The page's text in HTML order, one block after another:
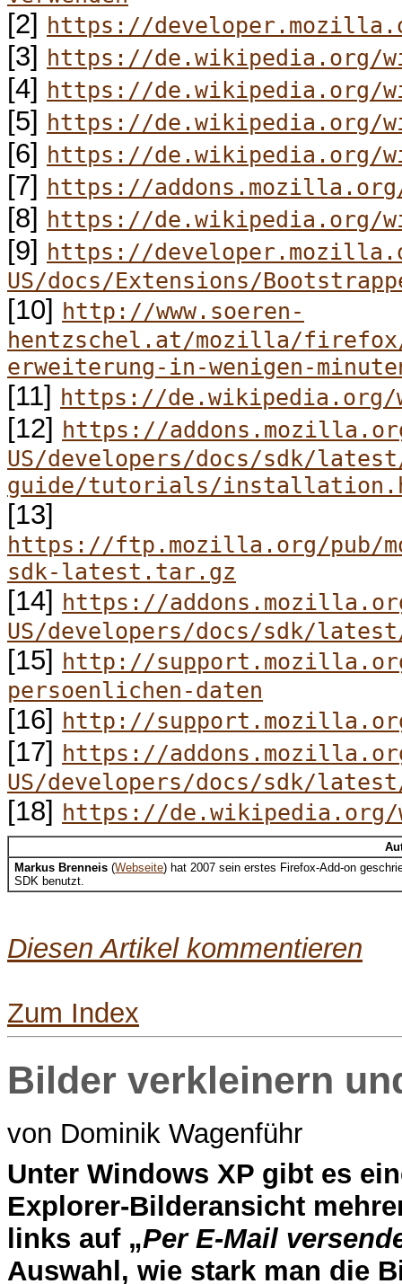
[2] https://
[3] https://de.wikipedia.org/
[4] https://de.wikipedia.org/
[5] https://de.wikipedia.org/
[6] https://de.wikipedia.org/
[7] https://
[8] https://de.wikipedia.org/
[9] https://
US/docs/Extensions/
[10] http://www.soeren-
hentzschel.at/mozilla/
erweiterung-in-wenigen-
[11] https://de.wikipedia.org/
[12] https://
US/developers/docs/sdk/
guide/tutorials/
[13]
https://ftp.mozilla.org/pub/
sdk-latest.tar.gz
[14] https://
US/developers/docs/sdk/
[15] http://
persoenlichen-daten
[16] http://
[17] https://
US/developers/docs/sdk/
[18] https://
Markus Brenneis (Webseite) hat 2007 sein erstes Firefox-Add-on
SDK benutzt.
Diesen Artikel kommentieren
Zum Index
Bilder verkleinern
von Dominik Wagenführ
Unter Windows XP gibt es
Explorer-Bilderansicht
links auf „Per E-Mail
Auswahl, wie stark man die